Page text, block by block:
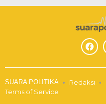
SUARA POLITIKA Redaksi
Terms of Service